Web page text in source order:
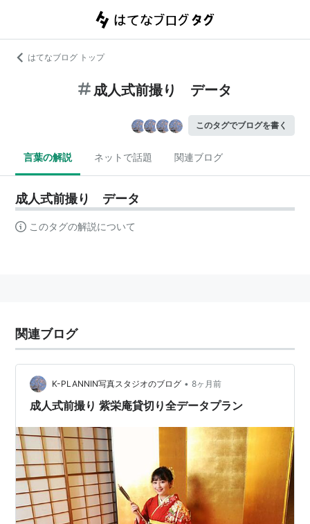
はてなブログ トップ
成人式前撮り データ
このタグでブログを書く
言葉の解説 ネットで話題 関連ブログ
成人式前撮り データ
このタグの解説について
関連ブログ
K-PLANNIN写真スタジオのブログ • 8ヶ月前
成人式前撮り 紫栄庵貸切り全データプラン